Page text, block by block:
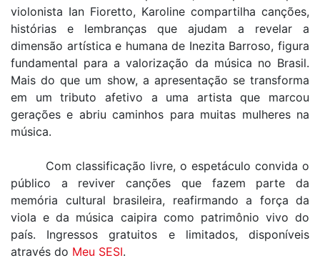
violonista Ian Fioretto, Karoline compartilha canções,
histórias e lembranças que ajudam a revelar a
dimensão artística e humana de Inezita Barroso, figura
fundamental para a valorização da música no Brasil.
Mais do que um show, a apresentação se transforma
em um tributo afetivo a uma artista que marcou
gerações e abriu caminhos para muitas mulheres na
música.
Com classificação livre, o espetáculo convida o
público a reviver canções que fazem parte da
memória cultural brasileira, reafirmando a força da
viola e da música caipira como patrimônio vivo do
país. Ingressos gratuitos e limitados, disponíveis
através do Meu SESI.